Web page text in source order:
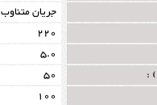
جریان متناوب
220
5.0
50
100